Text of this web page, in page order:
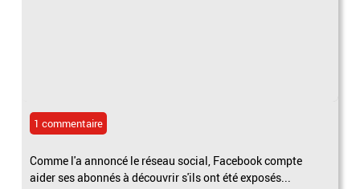
1 commentaire
Comme l'a annoncé le réseau social, Facebook compte
aider ses abonnés à découvrir s'ils ont été exposés...